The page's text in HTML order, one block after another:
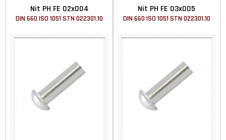
Nit PH FE 02x004
DIN 660 ISO 1051 STN 022301.10
Nit PH FE 03x005
DIN 660 ISO 1051 STN 022301.10